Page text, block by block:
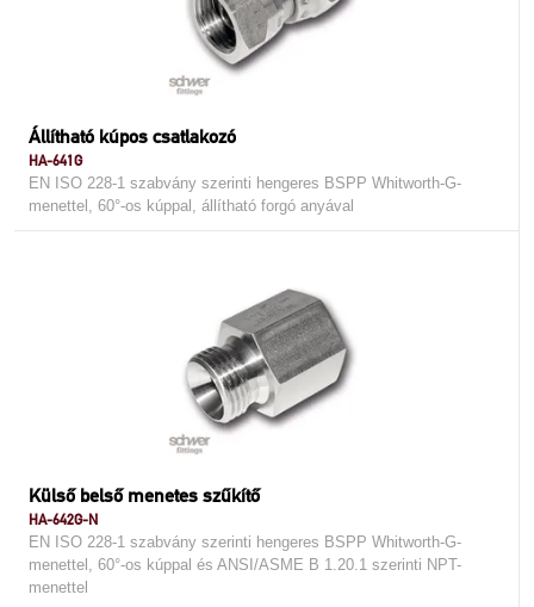
Állítható kúpos csatlakozó
HA-641G
EN ISO 228-1 szabvány szerinti hengeres BSPP Whitworth-G-
menettel, 60°-os kúppal, állítható forgó anyával
Külső belső menetes szűkítő
HA-642G-N
EN ISO 228-1 szabvány szerinti hengeres BSPP Whitworth-G-
menettel, 60°-os kúppal és ANSI/ASME B 1.20.1 szerinti NPT-
menettel